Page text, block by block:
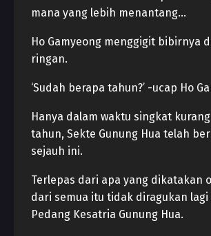
mana yang lebih menantang…
Ho Gamyeong menggigit bibirnya
ringan.
‘Sudah berapa tahun?’ -ucap Ho
Hanya dalam waktu singkat
tahun, Sekte Gunung Hua telah
sejauh ini.
Terlepas dari apa yang dikatakan
dari semua itu tidak diragukan lagi
Pedang Kesatria Gunung Hua.